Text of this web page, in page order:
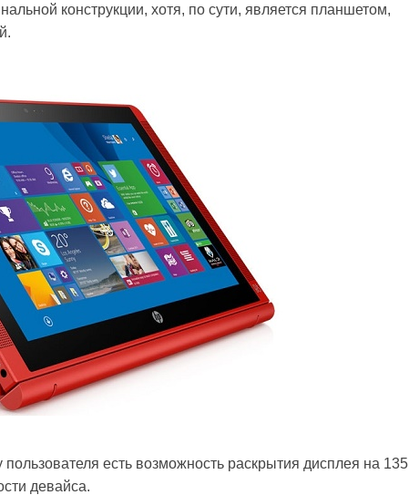
конструкции, хотя, по сути, является планшетом,
пользователя есть возможность раскрытия дисплея на 135
девайса.